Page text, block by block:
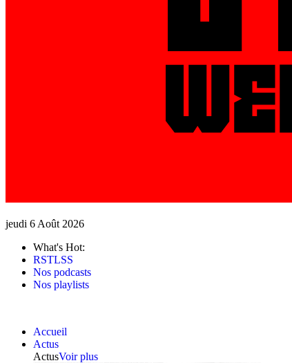
jeudi 6 Août 2026
What's Hot:
RSTLSS
Nos podcasts
Nos playlists
Accueil
Actus
ActusVoir plus